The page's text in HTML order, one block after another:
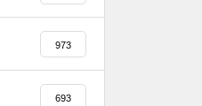
973
693